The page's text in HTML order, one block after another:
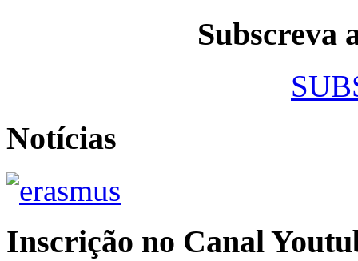
Subscreva
Notícias
Inscrição no Canal